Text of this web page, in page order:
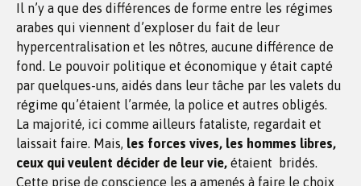
Il n’y a que des différences de forme entre les régimes
arabes qui viennent d’exploser du fait de leur
hypercentralisation et les nôtres, aucune différence de
fond. Le pouvoir politique et économique y était capté
par quelques-uns, aidés dans leur tâche par les valets du
régime qu’étaient l’armée, la police et autres obligés.
La majorité, ici comme ailleurs fataliste, regardait et
laissait faire. Mais, les forces vives, les hommes libres,
ceux qui veulent décider de leur vie, étaient bridés.
Cette prise de conscience les a amenés à faire le choix